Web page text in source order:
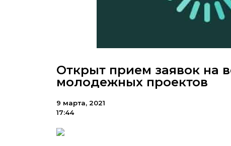
Открыт прием заявок на
молодежных проектов
9 марта, 2021
17:44